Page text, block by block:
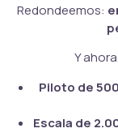
Redondeemos:
Y
Piloto de
Escala de